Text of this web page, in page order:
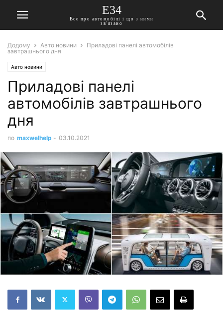
E34
Все про автомобілі і що з ними
зв'язано
Додому Авто новини
Приладові панелі автомобілів
завтрашнього дня
Авто новини
Приладові панелі
автомобілів завтрашнього
дня
по maxwelhelp - 03.10.2021